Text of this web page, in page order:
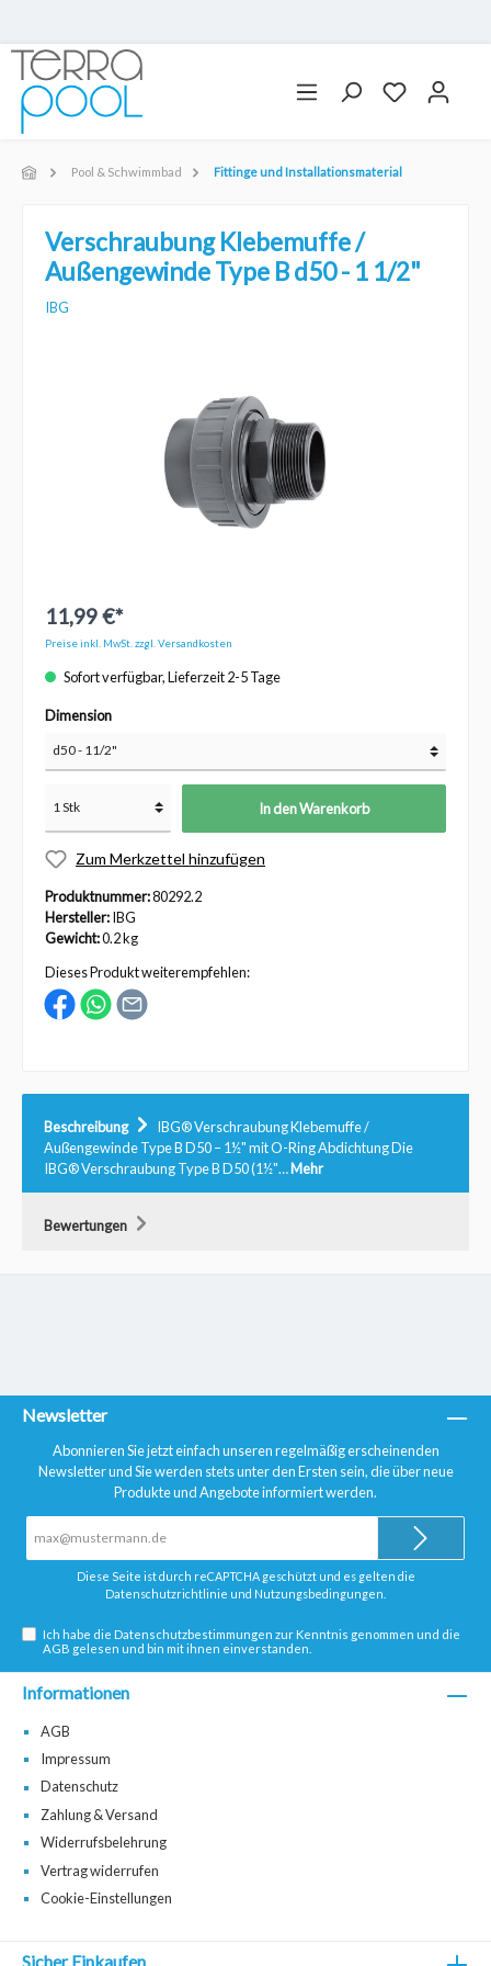
Pool & Schwimmbad Fittinge und Installationsmaterial
Verschraubung Klebemuffe /
Außengewinde Type B d50 - 1 1/2"
IBG
11,99 €*
Preise inkl. MwSt. zzgl. Versandkosten
Sofort verfügbar, Lieferzeit 2-5 Tage
Dimension
In den Warenkorb
Zum Merkzettel hinzufügen
Produktnummer:80292.2
Hersteller:IBG
Gewicht:0.2 kg
Dieses Produkt weiterempfehlen:
Beschreibung
IBG® Verschraubung Klebemuffe /
Außengewinde Type B D50 – 1½" mit O-Ring Abdichtung Die
IBG® Verschraubung Type B D50 (1½"…Mehr
Bewertungen
Newsletter
Abonnieren Sie jetzt einfach unseren regelmäßig erscheinenden
Newsletter und Sie werden stets unter den Ersten sein, die über neue
Produkte und Angebote informiert werden.
Adresse*
Diese Seite ist durch reCAPTCHA geschützt und es gelten die
Datenschutzrichtlinie und Nutzungsbedingungen
Ich habe dieDatenschutzbestimmungen zur Kenntnis genommen und die
AGB gelesen und bin mit ihnen einverstanden.
Informationen
AGB
Impressum
Datenschutz
Zahlung & Versand
Widerrufsbelehrung
Vertrag widerrufen
Cookie-Einstellungen
Sicher Einkaufen